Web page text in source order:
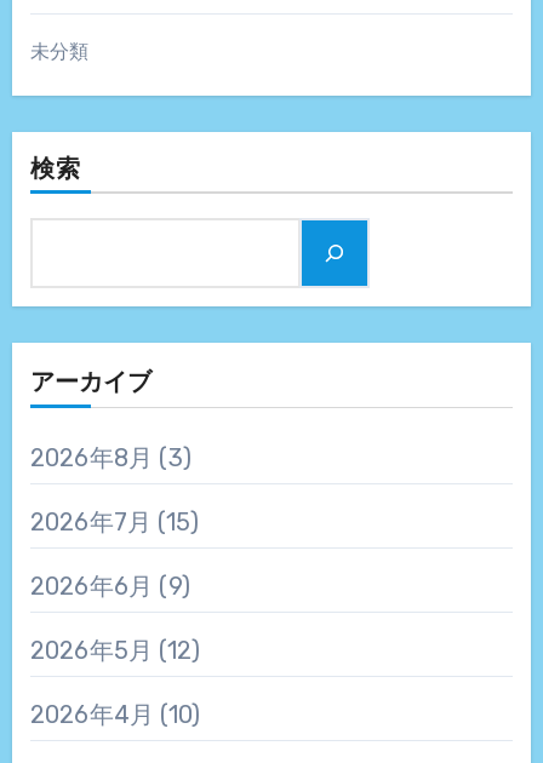
未分類
検索
アーカイブ
2026年8月 (3)
2026年7月 (15)
2026年6月 (9)
2026年5月 (12)
2026年4月 (10)